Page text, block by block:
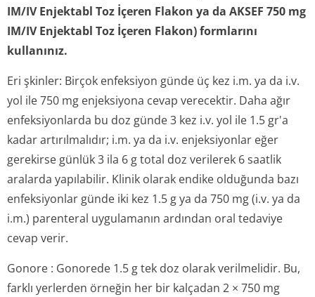
IM/IV Enjektabl Toz İçeren Flakon ya da AKSEF 750 mg
IM/IV Enjektabl Toz İçeren Flakon) formlarını
kullanınız.
Eri şkinler: Birçok enfeksiyon günde üç kez i.m. ya da i.v.
yol ile 750 mg enjeksiyona cevap verecektir. Daha ağır
enfeksiyonlarda bu doz günde 3 kez i.v. yol ile 1.5 gr'a
kadar artırılmalıdır; i.m. ya da i.v. enjeksiyonlar eğer
gerekirse günlük 3 ila 6 g total doz verilerek 6 saatlik
aralarda yapılabilir. Klinik olarak endike olduğunda bazı
enfeksiyonlar günde iki kez 1.5 g ya da 750 mg (i.v. ya da
i.m.) parenteral uygulamanın ardından oral tedaviye
cevap verir.
Gonore : Gonorede 1.5 g tek doz olarak verilmelidir. Bu,
farklı yerlerden örneğin her bir kalçadan 2 × 750 mg